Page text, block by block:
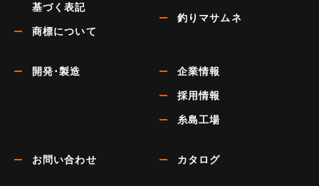
基づく表記
商標について
釣りマサムネ
開発･製造 企業情報
採用情報
糸島工場
お問い合わせ カタログ